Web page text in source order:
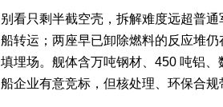
别看只剩半截空壳，拆解难度远超普
船转运；两座早已卸除燃料的反应堆
填埋场。舰体含万吨钢材、450 吨铝
船企业有意竞标，但核处理、环保合